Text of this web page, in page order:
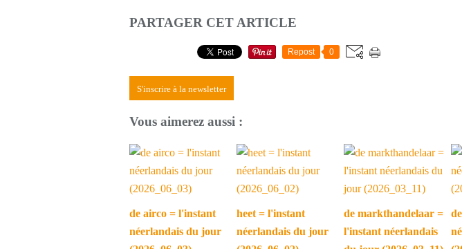
PARTAGER CET ARTICLE
Repost 0
S'inscrire à la newsletter
Vous aimerez aussi :
de airco = l'instant
néerlandais du jour
heet = l'instant
néerlandais du jour
de markthandelaar =
l'instant néerlandais